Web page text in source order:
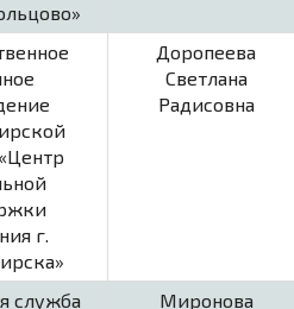
г.
Доропеева
Светлана
Радисовна
служба Миронова